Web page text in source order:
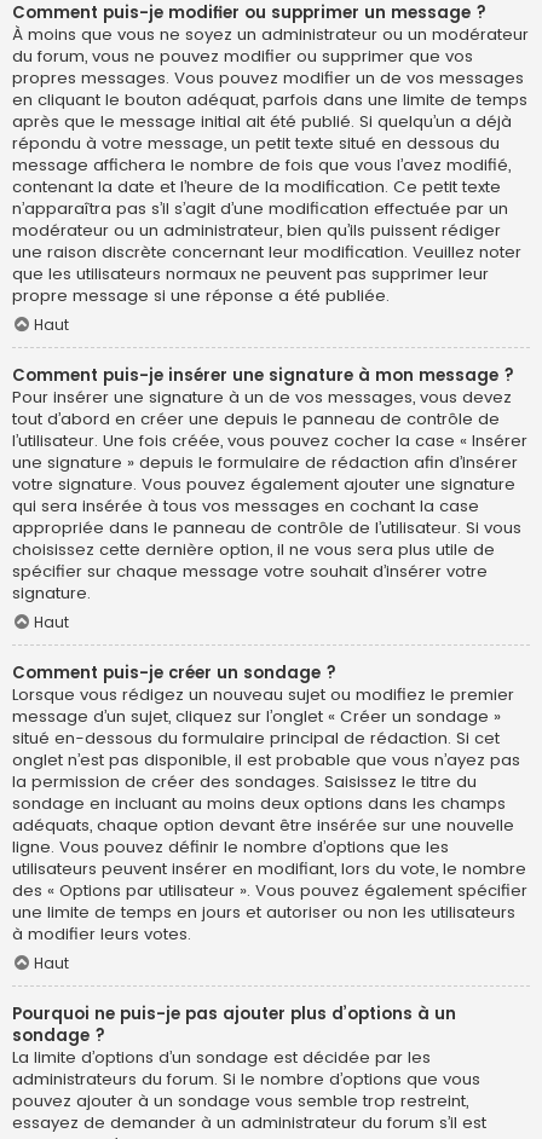
Comment puis-je modifier ou supprimer un message ?
À moins que vous ne soyez un administrateur ou un modérateur
du forum, vous ne pouvez modifier ou supprimer que vos
propres messages. Vous pouvez modifier un de vos messages
en cliquant le bouton adéquat, parfois dans une limite de temps
après que le message initial ait été publié. Si quelqu’un a déjà
répondu à votre message, un petit texte situé en dessous du
message affichera le nombre de fois que vous l’avez modifié,
contenant la date et l’heure de la modification. Ce petit texte
n’apparaîtra pas s’il s’agit d’une modification effectuée par un
modérateur ou un administrateur, bien qu’ils puissent rédiger
une raison discrète concernant leur modification. Veuillez noter
que les utilisateurs normaux ne peuvent pas supprimer leur
propre message si une réponse a été publiée.
Haut
Comment puis-je insérer une signature à mon message ?
Pour insérer une signature à un de vos messages, vous devez
tout d’abord en créer une depuis le panneau de contrôle de
l’utilisateur. Une fois créée, vous pouvez cocher la case « Insérer
une signature » depuis le formulaire de rédaction afin d’insérer
votre signature. Vous pouvez également ajouter une signature
qui sera insérée à tous vos messages en cochant la case
appropriée dans le panneau de contrôle de l’utilisateur. Si vous
choisissez cette dernière option, il ne vous sera plus utile de
spécifier sur chaque message votre souhait d’insérer votre
signature.
Haut
Comment puis-je créer un sondage ?
Lorsque vous rédigez un nouveau sujet ou modifiez le premier
message d’un sujet, cliquez sur l’onglet « Créer un sondage »
situé en-dessous du formulaire principal de rédaction. Si cet
onglet n’est pas disponible, il est probable que vous n’ayez pas
la permission de créer des sondages. Saisissez le titre du
sondage en incluant au moins deux options dans les champs
adéquats, chaque option devant être insérée sur une nouvelle
ligne. Vous pouvez définir le nombre d’options que les
utilisateurs peuvent insérer en modifiant, lors du vote, le nombre
des « Options par utilisateur ». Vous pouvez également spécifier
une limite de temps en jours et autoriser ou non les utilisateurs
à modifier leurs votes.
Haut
Pourquoi ne puis-je pas ajouter plus d’options à un
sondage ?
La limite d’options d’un sondage est décidée par les
administrateurs du forum. Si le nombre d’options que vous
pouvez ajouter à un sondage vous semble trop restreint,
essayez de demander à un administrateur du forum s’il est